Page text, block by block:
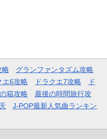
略
グランファンタズム攻略
エ6攻略 ドラクエ7攻略
ド
箱攻略
最後の時間旅行攻
J-POP最新人気曲ランキン